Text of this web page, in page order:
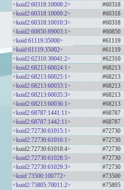
<kuid2:60318:10008:2>
#60318
<kuid2:60318:10009:2>
#60318
<kuid2:60318:10010:3>
#60318
<kuid2:60850:89003:1>
#60850
<kuid:61119:35000>
#61119
<kuid:61119:35002>
#61119
<kuid2:62310:30041:2>
#62310
<kuid2:68213:60024:1>
#68213
<kuid2:68213:60025:1>
#68213
<kuid2:68213:60033:1>
#68213
<kuid2:68213:60035:3>
#68213
<kuid2:68213:60036:1>
#68213
<kuid2:68787:1441:11>
#68787
<kuid2:68787:1442:11>
#68787
<kuid2:72730:61015:1>
#72730
<kuid2:72730:61016:1>
#72730
<kuid2:72730:61018:4>
#72730
<kuid2:72730:61028:5>
#72730
<kuid2:72730:61029:3>
#72730
<kuid:73500:100772>
#73500
<kuid2:75805:70011:2>
#75805